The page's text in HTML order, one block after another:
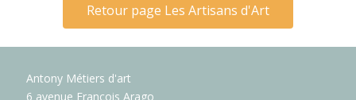
Retour page Les Artisans d'Art
Antony Métiers d'art
6 avenue François Arago